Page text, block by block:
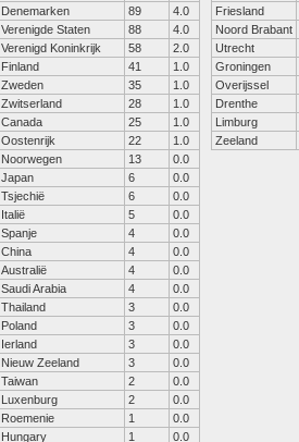
Denemarken
89
4.0
Verenigde Staten
88
4.0
Verenigd Koninkrijk
58
2.0
Finland
41
1.0
Zweden
35
1.0
Zwitserland
28
1.0
Canada
25
1.0
Oostenrijk
22
1.0
Noorwegen
13
0.0
Japan
6
0.0
Tsjechië
6
0.0
Italië
5
0.0
Spanje
4
0.0
China
4
0.0
Australië
4
0.0
Saudi Arabia
4
0.0
Thailand
3
0.0
Poland
3
0.0
Ierland
3
0.0
Nieuw Zeeland
3
0.0
Taiwan
2
0.0
Luxenburg
2
0.0
Roemenie
1
0.0
Hungary
1 0.0
Friesland
Noord Brabant
Utrecht
Groningen
Overijssel
Drenthe
Limburg
Zeeland